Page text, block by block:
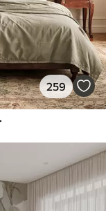
259